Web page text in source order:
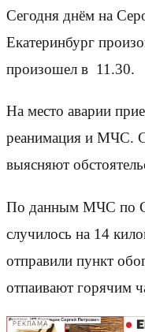
Сегодня днём на
Екатеринбург
произошел в 11.30.
На место аварии
реанимация и МЧС.
выясняют
По данным МЧС по
случилось на 14
отправили пункт
отпаивают горячим
РЕКЛАМА